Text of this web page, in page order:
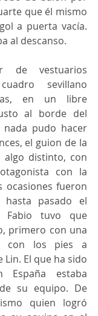
que él mismo
a puerta vacía.
al descanso.
de vestuarios
sevillano
en un libre
al borde del
pudo hacer
el guion de la
distinto, con
con la
ocasiones fueron
hasta pasado el
Fabio tuvo que
primero con una
con los pies a
El que ha sido
España estaba
su equipo. De
quien logró